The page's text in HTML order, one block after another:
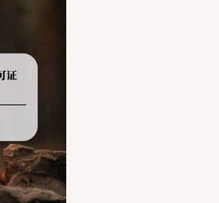
在出发前清
宠物政
，并警惕
、 破除宠
能去哪
政府机构
宠物政策
为一条“从
格：国家公
(State
原始生态与